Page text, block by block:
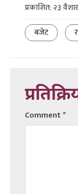
प्रकाशित: २३
बजेट
Comment*